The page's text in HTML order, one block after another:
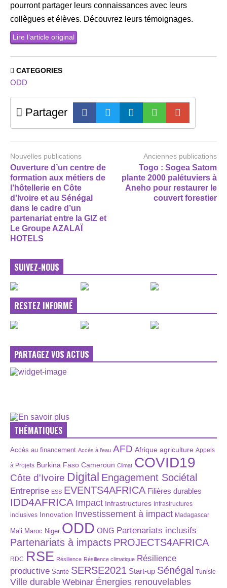
pourront partager leurs connaissances avec leurs
collègues et élèves. Découvrez leurs témoignages.
Lire l’article original
CATEGORIES
ODD
Partager
Nouvelles publications
Ouverture d’un centre de
formation aux métiers de
l’hôtellerie en Côte
d’Ivoire et au Sénégal
dans le cadre d’un
partenariat entre la GIZ et
Le Groupe AZALAÏ
HOTELS
Anciennes publications
Togo : Sogea Satom
plante 2000 palétuviers à
Aneho pour restaurer le
couvert forestier
SUIVEZ-NOUS
RESTEZ INFORMÉ
PARTAGEZ VOS ACTUS
THÉMATIQUES
Accès au financement Accès à l’eau AFD Afrique agriculture Appels
à Projets Burkina Faso Cameroun Climat COVID19
Côte d'Ivoire Digital Engagement Sociétal
Entreprise ESS EVENTS4AFRICA Filières durables
IDD4AFRICA Impact Infrastructures Infrastructures
inclusives Innovation Investissement à impact Madagascar
Mali Maroc Niger ODD ONG Partenariats inclusifs
Partenariats à impacts PROJECTS4AFRICA
RDC RSE Résilience Résilience climatique Résilience
productive Santé SERSE2021 Start-up Sénégal Tunisie
Ville durable Webinar Énergies renouvelables